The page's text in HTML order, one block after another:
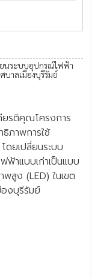
ยนระบบอุปกรณ์ไฟฟ้า
บาลเมืองบุรีรัมย์
ยรติคุณโครงการ
ธิภาพการใช้
ดยเปลี่ยนระบบ
าแบบเก่าเป็นแบบ
พสูง (LED) ในเขต
องบุรีรัมย์